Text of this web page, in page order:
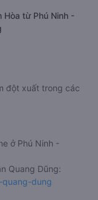
Hòa từ Phú Ninh -
đột xuất trong các
ở Phú Ninh -
Quang Dũng:
dung